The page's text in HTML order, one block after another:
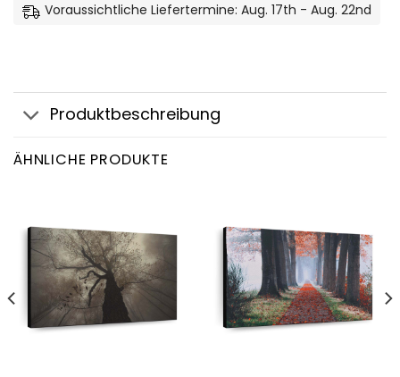
Voraussichtliche Liefertermine: Aug. 17th - Aug. 22nd
Produktbeschreibung
ÄHNLICHE PRODUKTE